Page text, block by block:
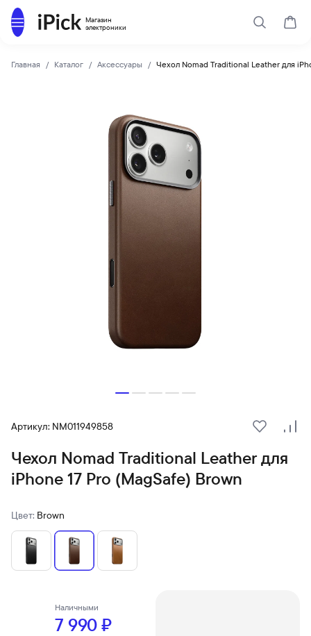
Магазин
электроники
Каталог
Поиск
Главная Каталог Аксессуары Чехол Nomad Traditional Leather для
Артикул: NM011949858
В
Чехол Nomad Traditional Leather для
iPhone 17 Pro (MagSafe) Brown
Цвет: Brown
Наличными
7 990 ₽